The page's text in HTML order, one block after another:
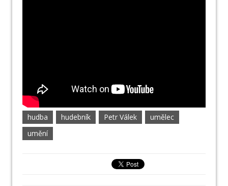
hudba hudebník Petr Válek
umělec
umění